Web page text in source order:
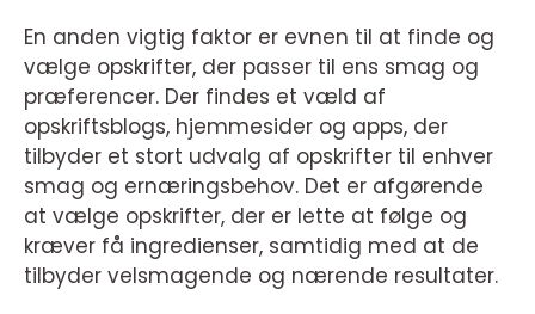
En anden vigtig faktor er evnen til at finde og
vælge opskrifter, der passer til ens smag og
præferencer. Der findes et væld af
opskriftsblogs, hjemmesider og apps, der
tilbyder et stort udvalg af opskrifter til enhver
smag og ernæringsbehov. Det er afgørende
at vælge opskrifter, der er lette at følge og
kræver få ingredienser, samtidig med at de
tilbyder velsmagende og nærende resultater.